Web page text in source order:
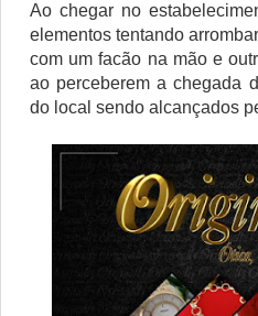
Ao chegar no
elementos tentando
com um facão na mão e
ao perceberem a chegada
do local sendo alcançados